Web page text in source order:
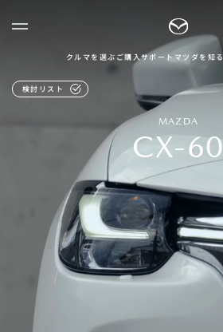
クルマを選ぶ ご購入サポート マツダを知る
検討リスト
MAZDAのSUV比較
ご購入サポート
クルマ購入ガイド
カンタン見積り
販売店検索
試乗車検索
購入相談
ログイン
新規会員登録
CLUB MAZDAとは
登録情報の変更
お知らせ配信の登録・解除
ログアウト
MAZDA
CX-60